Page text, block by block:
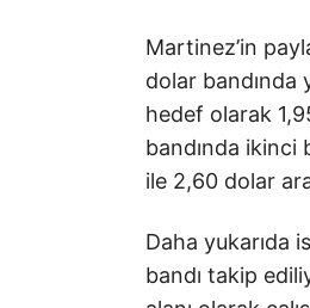
Martinez’in
dolar bandında
hedef olarak
bandında ikinci
ile 2,60 dolar
Daha yukarıda
bandı takip